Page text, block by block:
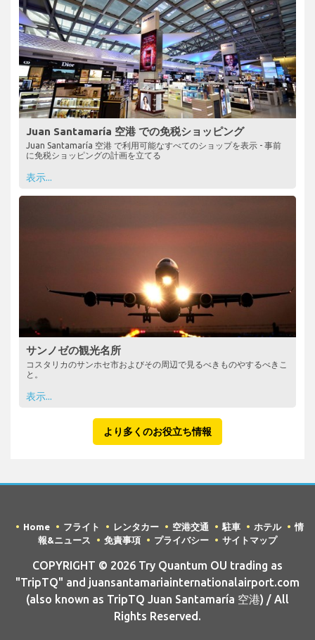
Juan Santamaría 空港 での免税ショッピング
Juan Santamaría 空港 で利用可能なすべてのショップを表示 - 事前
に免税ショッピングの計画を立てる
表示...
サンノゼの観光名所
コスタリカのサンホセ市およびその周辺で見るべきものやするべきこ
と。
表示...
より多くのお役立ち情報
Home フライト レンタカー 空港交通 駐車 ホテル
情
報&ニュース
免責事項 プライバシー サイトマップ
COPYRIGHT © 2026 Try Quantum OU trading as
"TripTQ" and juansantamariainternationalairport.com
(also known as TripTQ Juan Santamaría 空港) / All
Rights Reserved.